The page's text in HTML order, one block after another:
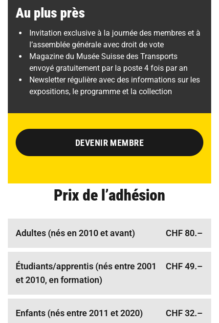
DEVENIR MEMBRE
Au plus près
Invitation exclusive à la journée des membres et à
l’assemblée générale avec droit de vote
Magazine du Musée Suisse des Transports
envoyé gratuitement par la poste 4 fois par an
Newsletter régulière avec des informations sur les
expositions, le programme et la collection
Prix de l’adhésion
Adultes (nés en 2010 et avant) CHF 80.–
Étudiants/apprentis (nés entre 2001
et 2010, en formation)
CHF 49.–
Enfants (nés entre 2011 et 2020) CHF 32.–